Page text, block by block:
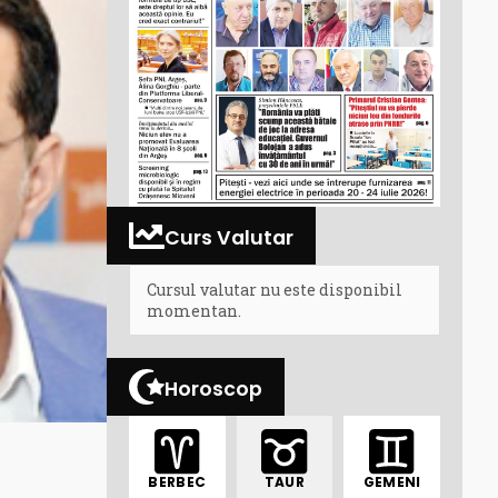
Curs Valutar
Cursul valutar nu este disponibil
momentan.
Horoscop
BERBEC TAUR GEMENI